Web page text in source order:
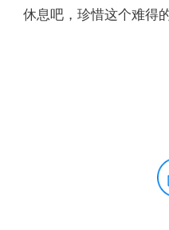
休息吧，珍惜这个难得